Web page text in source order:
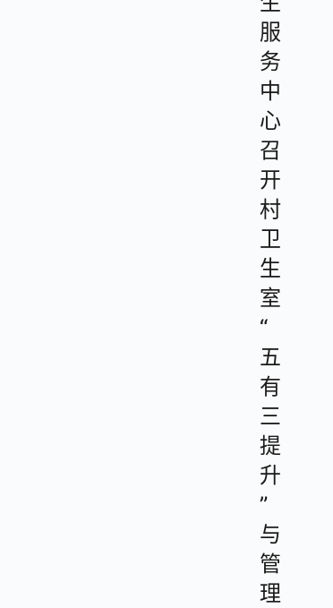
服
务
中
心
召
开
村
卫
生
室
“
五
有
三
提
升
”
与
管
理